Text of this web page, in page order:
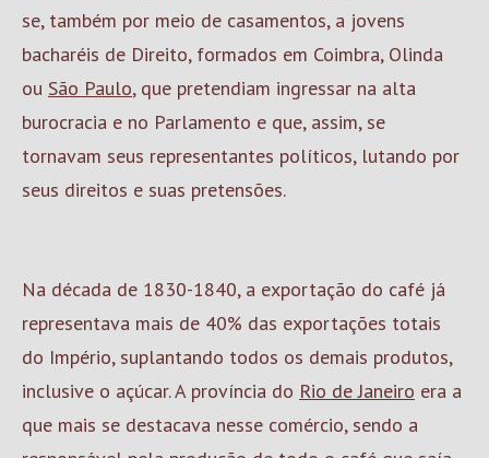
se, também por meio de casamentos, a jovens
bacharéis de Direito, formados em Coimbra, Olinda
ou São Paulo, que pretendiam ingressar na alta
burocracia e no Parlamento e que, assim, se
tornavam seus representantes políticos, lutando por
seus direitos e suas pretensões.
Na década de 1830-1840, a exportação do café já
representava mais de 40% das exportações totais
do Império, suplantando todos os demais produtos,
inclusive o açúcar. A província do Rio de Janeiro era a
que mais se destacava nesse comércio, sendo a